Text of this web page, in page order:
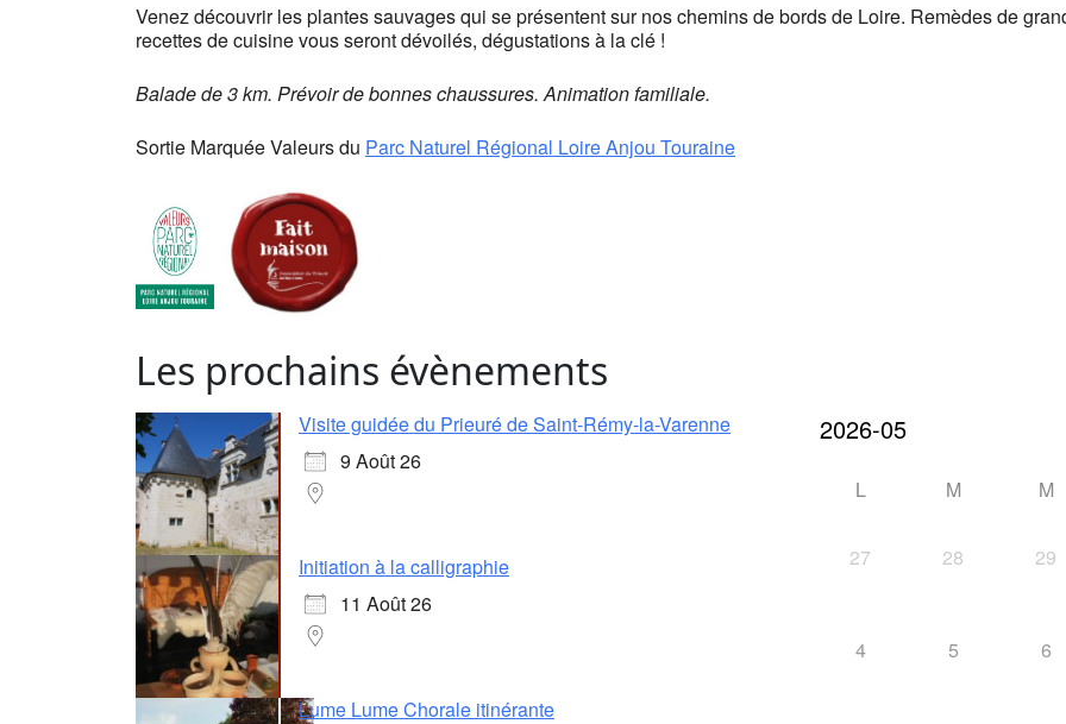
Venez découvrir les plantes sauvages qui se présentent sur nos chemins de bords de Loire. Remèdes de
recettes de cuisine vous seront dévoilés, dégustations à la clé !
Balade de 3 km. Prévoir de bonnes chaussures. Animation familiale.
Sortie Marquée Valeurs du Parc Naturel Régional Loire Anjou Touraine
Les prochains évènements
Visite guidée du Prieuré de Saint-Rémy-la-Varenne
9 Août 26
Initiation à la calligraphie
11 Août 26
Lume Lume Chorale itinérante
L M M
27 28 29
4 5 6